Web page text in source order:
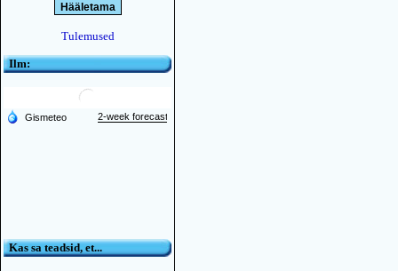
Tulemused
Ilm:
Kas sa teadsid, et...